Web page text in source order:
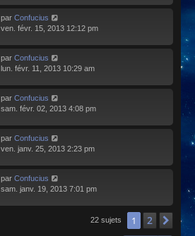
par Confucius
ven. févr. 15, 2013 12:12 pm
par Confucius
lun. févr. 11, 2013 10:29 am
par Confucius
sam. févr. 02, 2013 4:08 pm
par Confucius
ven. janv. 25, 2013 2:23 pm
par Confucius
sam. janv. 19, 2013 7:01 pm
22 sujets 1 2